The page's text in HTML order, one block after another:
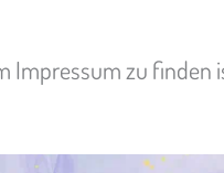
Impressum zu finden